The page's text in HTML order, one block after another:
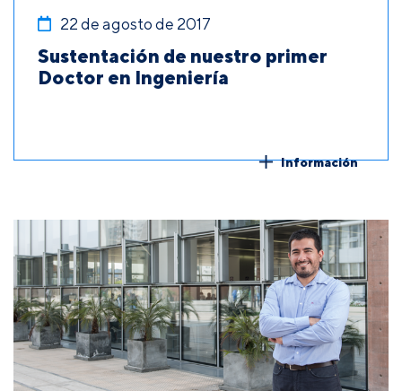
22 de agosto de 2017
Sustentación de nuestro primer
Doctor en Ingeniería
Información